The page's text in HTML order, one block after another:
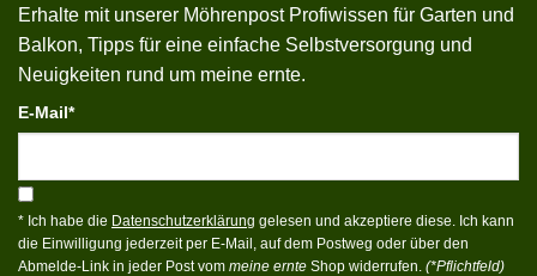
Erhalte mit unserer Möhrenpost Profiwissen für Garten und
Balkon, Tipps für eine einfache Selbstversorgung und
Neuigkeiten rund um meine ernte.
E-Mail*
* Ich habe die Datenschutzerklärung gelesen und akzeptiere diese. Ich kann
die Einwilligung jederzeit per E-Mail, auf dem Postweg oder über den
Abmelde-Link in jeder Post vom meine ernte Shop widerrufen. (*Pflichtfeld)